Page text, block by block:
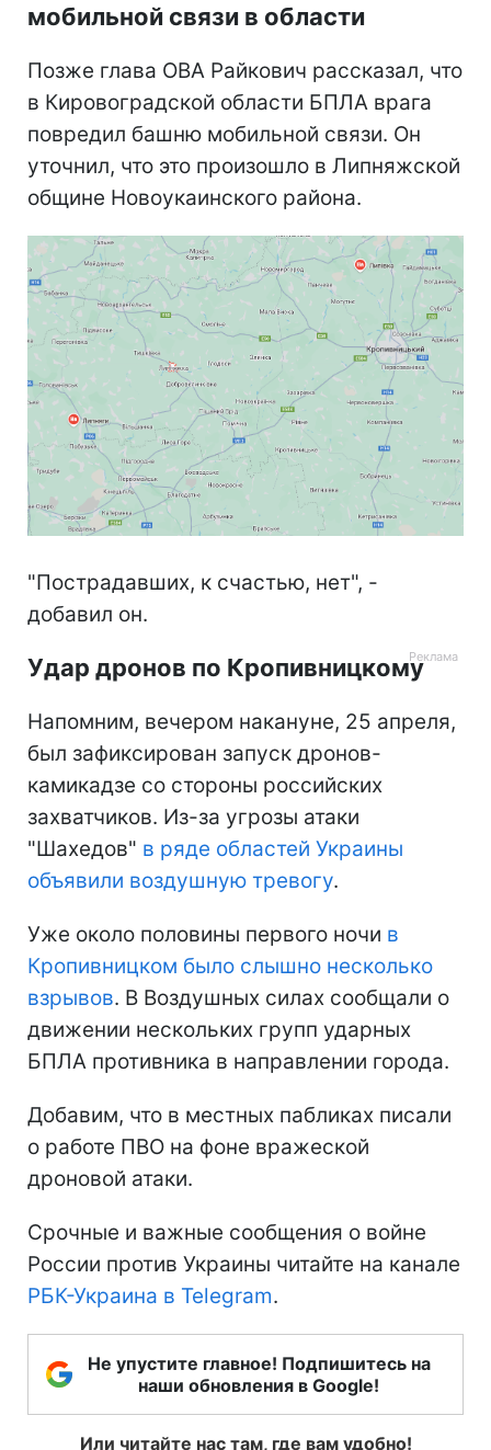
мобильной связи в области
Позже глава ОВА Райкович рассказал, что
в Кировоградской области БПЛА врага
повредил башню мобильной связи. Он
уточнил, что это произошло в Липняжской
общине Новоукаинского района.
"Пострадавших, к счастью, нет", -
добавил он.
Удар дронов по Кропивницкому
Напомним, вечером накануне, 25 апреля,
был зафиксирован запуск дронов-
камикадзе со стороны российских
захватчиков. Из-за угрозы атаки
"Шахедов" в ряде областей Украины
объявили воздушную тревогу.
Уже около половины первого ночи в
Кропивницком было слышно несколько
взрывов. В Воздушных силах сообщали о
движении нескольких групп ударных
БПЛА противника в направлении города.
Добавим, что в местных пабликах писали
о работе ПВО на фоне вражеской
дроновой атаки.
Срочные и важные сообщения о войне
России против Украины читайте на канале
РБК-Украина в Telegram.
Не упустите главное! Подпишитесь на
наши обновления в Google!
Или читайте нас там, где вам удобно!